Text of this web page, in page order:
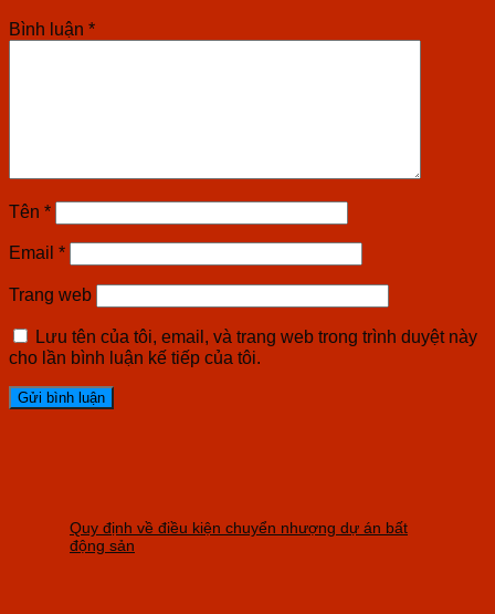
Bình luận *
Tên *
Email *
Trang web
Lưu tên của tôi, email, và trang web trong trình duyệt này
cho lần bình luận kế tiếp của tôi.
Quy định về điều kiện chuyển nhượng dự án bất
động sản